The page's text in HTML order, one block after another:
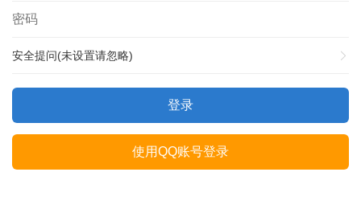
安全提问(未设置请忽略)
登录
使用QQ账号登录